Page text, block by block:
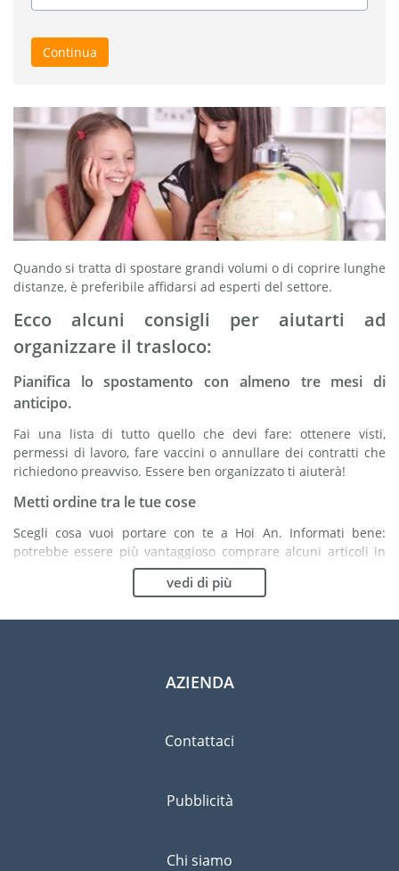
Continua
Quando si tratta di spostare grandi volumi o di coprire lunghe
distanze, è preferibile affidarsi ad esperti del settore.
Ecco alcuni consigli per aiutarti ad
organizzare il trasloco:
Pianifica lo spostamento con almeno tre mesi di
anticipo.
Fai una lista di tutto quello che devi fare: ottenere visti,
permessi di lavoro, fare vaccini o annullare dei contratti che
richiedono preavviso. Essere ben organizzato ti aiuterà!
Metti ordine tra le tue cose
Scegli cosa vuoi portare con te a Hoi An. Informati bene:
potrebbe essere più vantaggioso comprare alcuni articoli in
Scegli la compagnia di traslochi più adatta ad
organizzare il tuo trasferimento a Hoi An
Eliminare il rischio non è possibile quindi un'assicurazione
vedi di più
AZIENDA
Contattaci
Pubblicità
Chi siamo